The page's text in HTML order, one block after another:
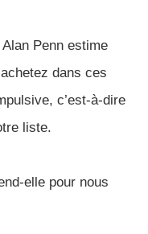
Penn estime
dans ces
c’est-à-dire
liste.
elle pour nous